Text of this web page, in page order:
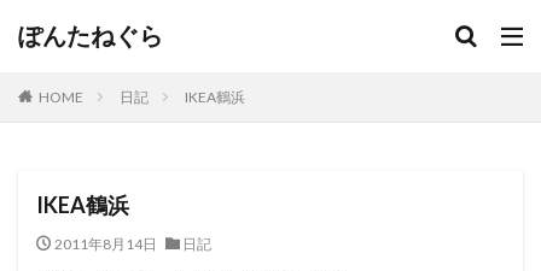
ぽんたねぐら
HOME 日記 IKEA鶴浜
IKEA鶴浜
2011年8月14日 日記